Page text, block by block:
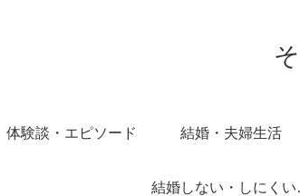
体験談・エピソード 結婚・夫婦生活
結